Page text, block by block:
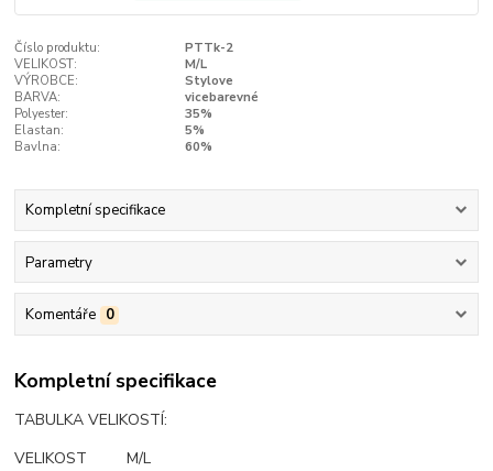
Číslo produktu:
PTTk-2
VELIKOST:
M/L
VÝROBCE:
Stylove
BARVA:
vicebarevné
Polyester:
35%
Elastan:
5%
Bavlna:
60%
Kompletní specifikace
Parametry
Komentáře 0
Kompletní specifikace
TABULKA VELIKOSTÍ:
VELIKOST M/L